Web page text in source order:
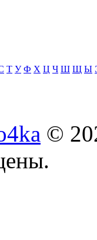
Т У Ф Х Ц Ч Ш Щ Ы
©